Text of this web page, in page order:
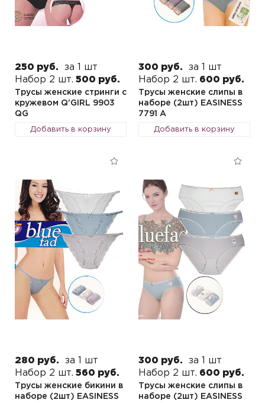
250 руб.
за 1 шт
Набор 2 шт. 500 руб.
Трусы женские стринги с
кружевом Q'GIRL 9903
QG
Добавить в корзину
300 руб.
за 1 шт
Набор 2 шт. 600 руб.
Трусы женские слипы в
наборе (2шт) EASINESS
7791 A
Добавить в корзину
280 руб.
за 1 шт
Набор 2 шт. 560 руб.
Трусы женские бикини в
наборе (2шт) EASINESS
300 руб.
за 1 шт
Набор 2 шт. 600 руб.
Трусы женские слипы в
наборе (2шт) EASINESS